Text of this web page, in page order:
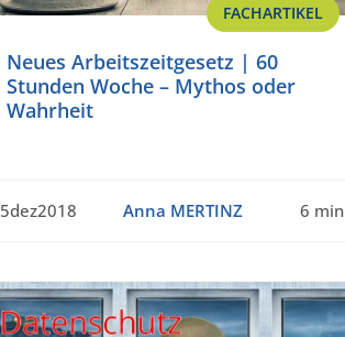
FACHARTIKEL
Neues Arbeitszeitgesetz | 60
Stunden Woche – Mythos oder
Wahrheit
5dez2018 Anna MERTINZ 6 min